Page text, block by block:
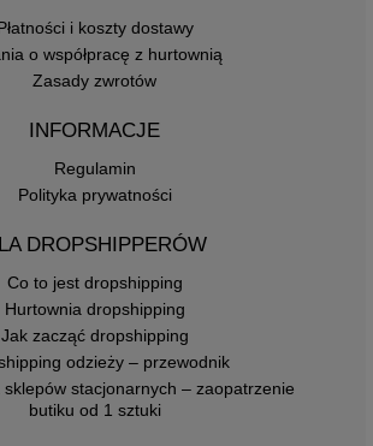
i koszty dostawy
o współpracę z hurtownią
Zasady zwrotów
INFORMACJE
Regulamin
Polityka prywatności
DROPSHIPPERÓW
Co to jest dropshipping
Hurtownia dropshipping
Jak zacząć dropshipping
odzieży – przewodnik
sklepów stacjonarnych – zaopatrzenie
butiku od 1 sztuki